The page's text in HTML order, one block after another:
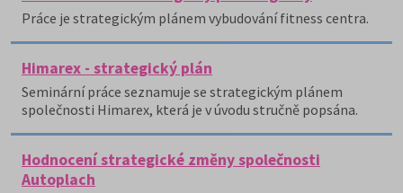
Práce je strategickým plánem vybudování fitness centra.
Himarex - strategický plán
Seminární práce seznamuje se strategickým plánem
společnosti Himarex, která je v úvodu stručně popsána.
Hodnocení strategické změny společnosti
Autoplach